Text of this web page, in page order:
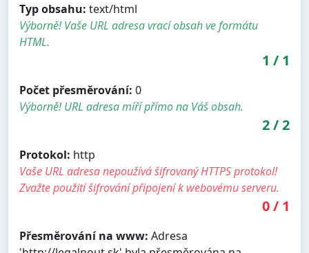
Typ obsahu: text/html
Výborně! Vaše URL adresa vrací obsah ve formátu
HTML.
1 / 1
Počet přesměrování: 0
Výborně! URL adresa míří přímo na Váš obsah.
2/2
Protokol: http
Vaše URL adresa nepoužívá šifrovaný HTTPS protokol!
Zvažte použití šifrování připojení k webovému serveru.
0/ 1
Přesměrování na www: Adresa